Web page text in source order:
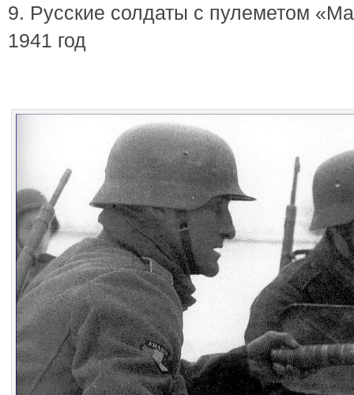
9. Русские солдаты с пулеметом
1941 год